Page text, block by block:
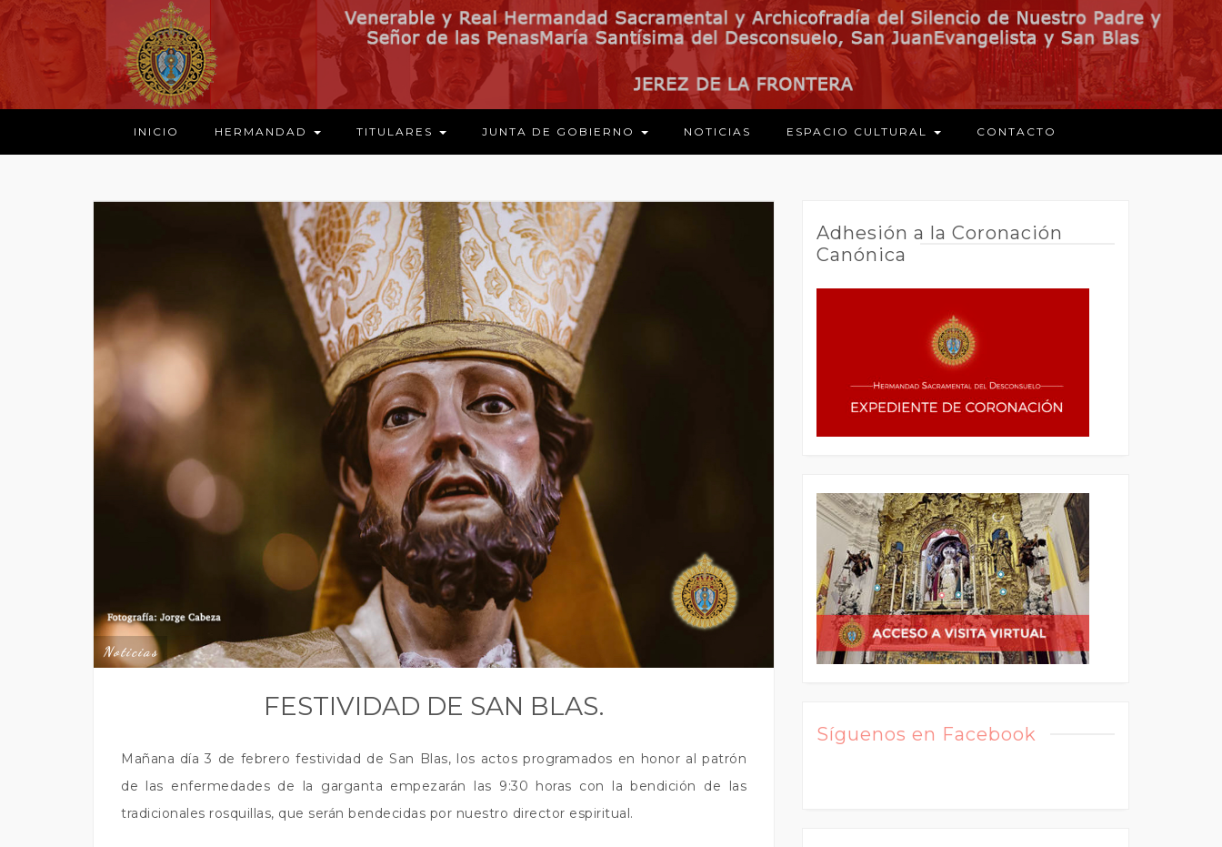
INICIO HERMANDAD TITULARES JUNTA DE GOBIERNO NOTICIAS ESPACIO CULTURAL CONTACTO
Noticias
FESTIVIDAD DE SAN BLAS.
Mañana día 3 de febrero festividad de San Blas, los actos programados en honor al patrón
de las enfermedades de la garganta empezarán las 9:30 horas con la bendición de las
tradicionales rosquillas, que serán bendecidas por nuestro director espiritual.
Adhesión a la Coronación
Canónica
Síguenos en Facebook